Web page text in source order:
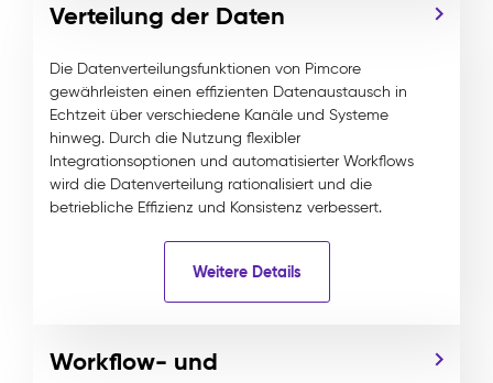
Verteilung der Daten
Die Datenverteilungsfunktionen von Pimcore
gewährleisten einen effizienten Datenaustausch in
Echtzeit über verschiedene Kanäle und Systeme
hinweg. Durch die Nutzung flexibler
Integrationsoptionen und automatisierter Workflows
wird die Datenverteilung rationalisiert und die
betriebliche Effizienz und Konsistenz verbessert.
Weitere Details
Workflow- und